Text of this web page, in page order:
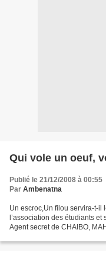
Qui vole un oeuf,
Publié le 21/12/2008 à 00:55
Par Ambenatna
Un escroc,Un filou servira-t-il
l’association des étudiants et
Agent secret de CHAIBO,